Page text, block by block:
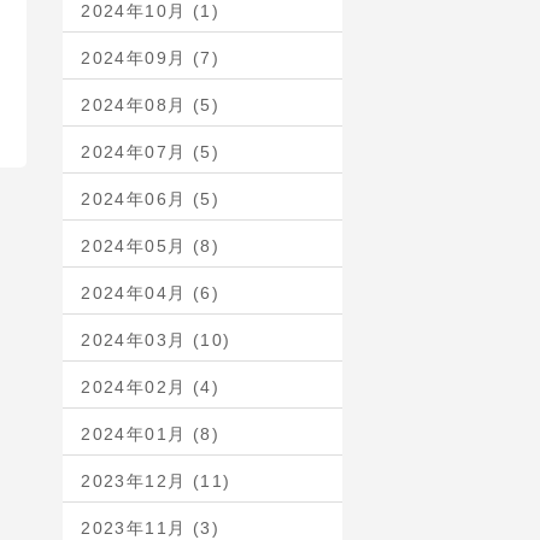
2024年10月 (1)
2024年09月 (7)
2024年08月 (5)
2024年07月 (5)
2024年06月 (5)
2024年05月 (8)
2024年04月 (6)
2024年03月 (10)
2024年02月 (4)
2024年01月 (8)
2023年12月 (11)
2023年11月 (3)